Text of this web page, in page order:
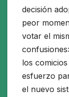
decisión
peor
votar el
los
esfuerzo
el nuevo